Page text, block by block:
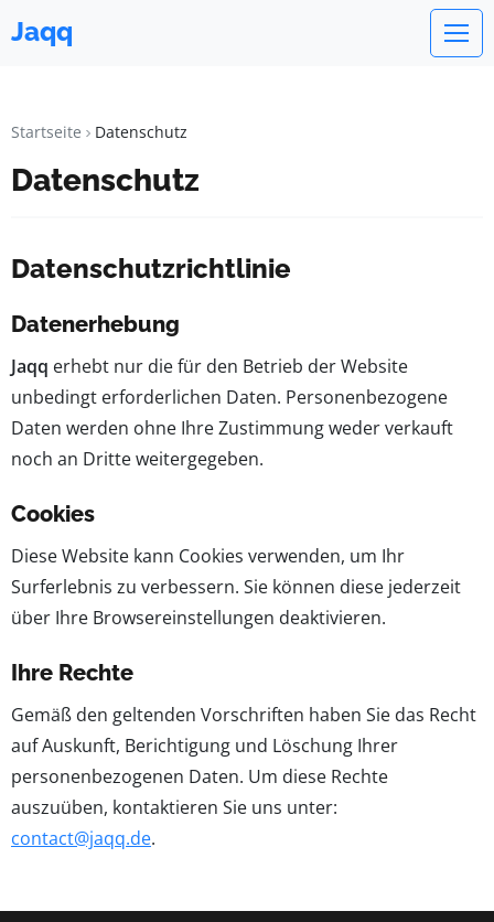
Jaqq
Startseite Datenschutz
Datenschutz
Datenschutzrichtlinie
Datenerhebung
Jaqq erhebt nur die für den Betrieb der Website
unbedingt erforderlichen Daten. Personenbezogene
Daten werden ohne Ihre Zustimmung weder verkauft
noch an Dritte weitergegeben.
Cookies
Diese Website kann Cookies verwenden, um Ihr
Surferlebnis zu verbessern. Sie können diese jederzeit
über Ihre Browsereinstellungen deaktivieren.
Ihre Rechte
Gemäß den geltenden Vorschriften haben Sie das Recht
auf Auskunft, Berichtigung und Löschung Ihrer
personenbezogenen Daten. Um diese Rechte
auszuüben, kontaktieren Sie uns unter:
contact@jaqq.de.